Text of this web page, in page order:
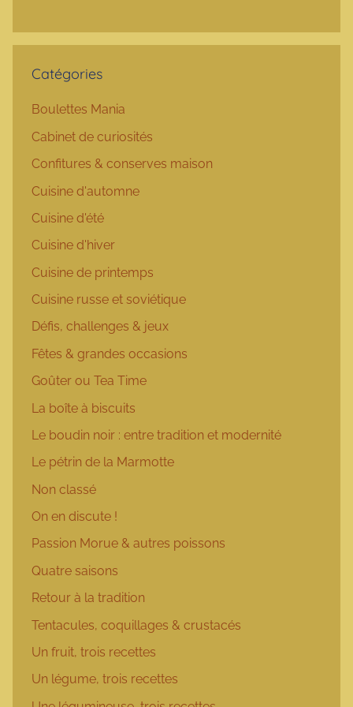
Catégories
Boulettes Mania
Cabinet de curiosités
Confitures & conserves maison
Cuisine d'automne
Cuisine d'été
Cuisine d'hiver
Cuisine de printemps
Cuisine russe et soviétique
Défis, challenges & jeux
Fêtes & grandes occasions
Goûter ou Tea Time
La boîte à biscuits
Le boudin noir : entre tradition et modernité
Le pétrin de la Marmotte
Non classé
On en discute !
Passion Morue & autres poissons
Quatre saisons
Retour à la tradition
Tentacules, coquillages & crustacés
Un fruit, trois recettes
Un légume, trois recettes